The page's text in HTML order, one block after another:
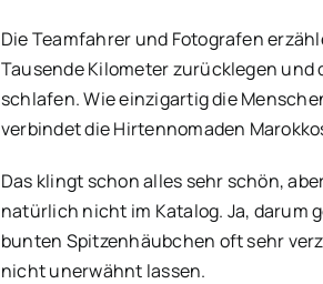
Die Teamfahrer und Fotografen
Tausende Kilometer zurücklegen und
schlafen. Wie einzigartig die
verbindet die Hirtennomaden
Das klingt schon alles sehr schön,
natürlich nicht im Katalog. Ja, darum
bunten Spitzenhäubchen oft sehr
nicht unerwähnt lassen.